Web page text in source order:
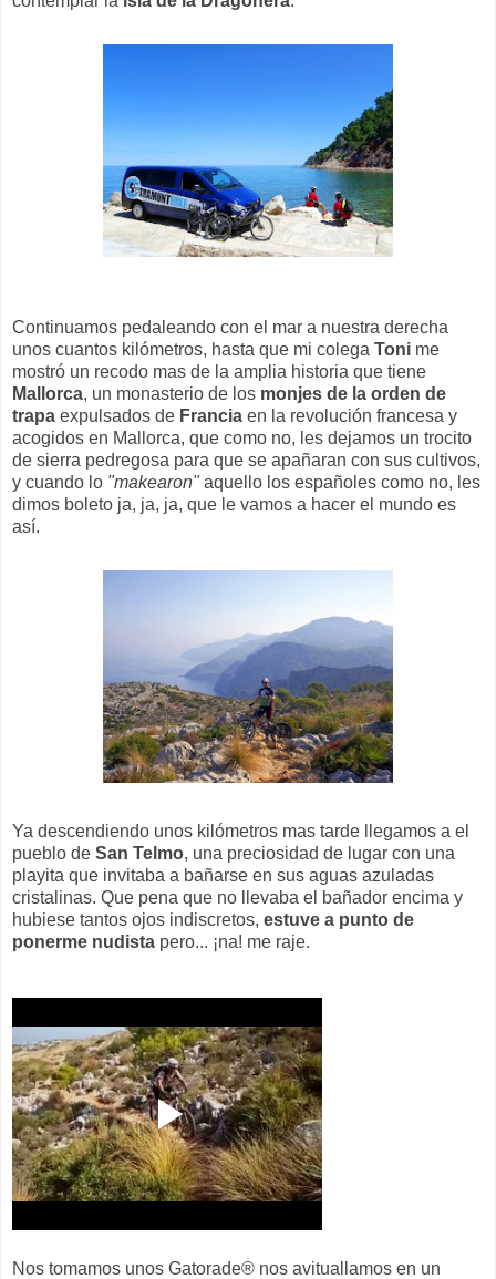
Continuamos pedaleando con el mar a nuestra derecha
unos cuantos kilómetros, hasta que mi colega Toni me
mostró un recodo mas de la amplia historia que tiene
Mallorca, un monasterio de los monjes de la orden de
trapa expulsados de Francia en la revolución francesa y
acogidos en Mallorca, que como no, les dejamos un trocito
de sierra pedregosa para que se apañaran con sus cultivos,
y cuando lo "makearon"aquello los españoles como no, les
dimos boleto ja, ja, ja, que le vamos a hacer el mundo es
así.
Ya descendiendo unos kilómetros mas tarde llegamos a el
pueblo de San Telmo, una preciosidad de lugar con una
playita que invitaba a bañarse en sus aguas azuladas
cristalinas. Que pena que no llevaba el bañador encima y
hubiese tantos ojos indiscretos, estuve a punto de
ponerme nudista pero... ¡na! me raje.
Nos tomamos unos Gatorade® nos avituallamos en un